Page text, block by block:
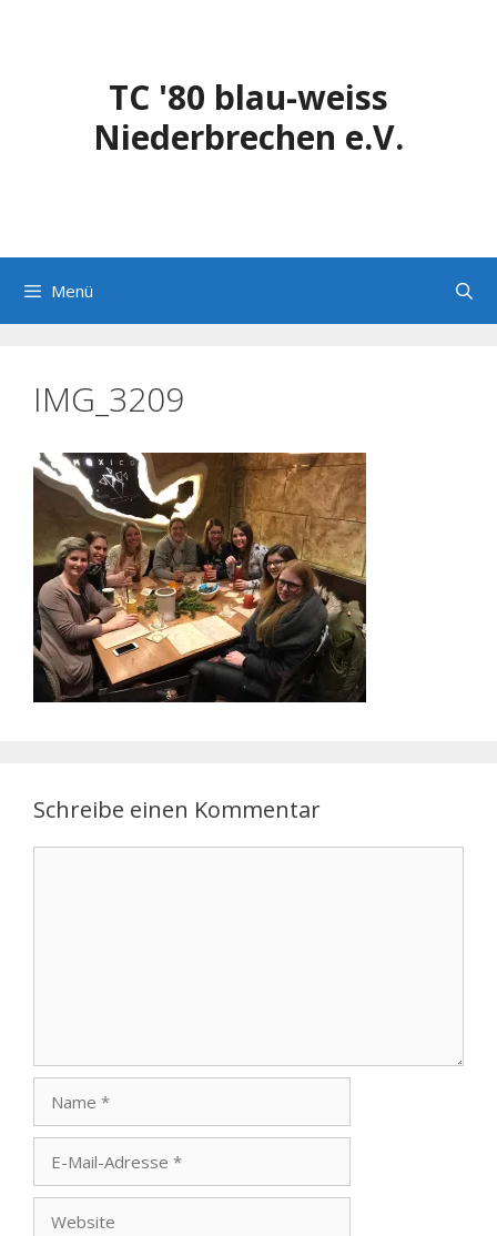
TC '80 blau-weiss
Niederbrechen e.V.
Menü
IMG_3209
Schreibe einen Kommentar
Mail-
Adresse